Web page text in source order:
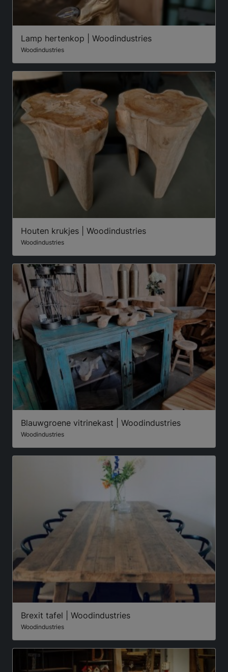
Lamp hertenkop | Woodindustries
Woodindustries
Houten krukjes | Woodindustries
Woodindustries
Blauwgroene vitrinekast | Woodindustries
Woodindustries
Brexit tafel | Woodindustries
Woodindustries